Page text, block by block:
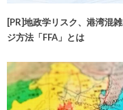
[PR]地政学リスク、港湾混
ジ方法「FFA」とは